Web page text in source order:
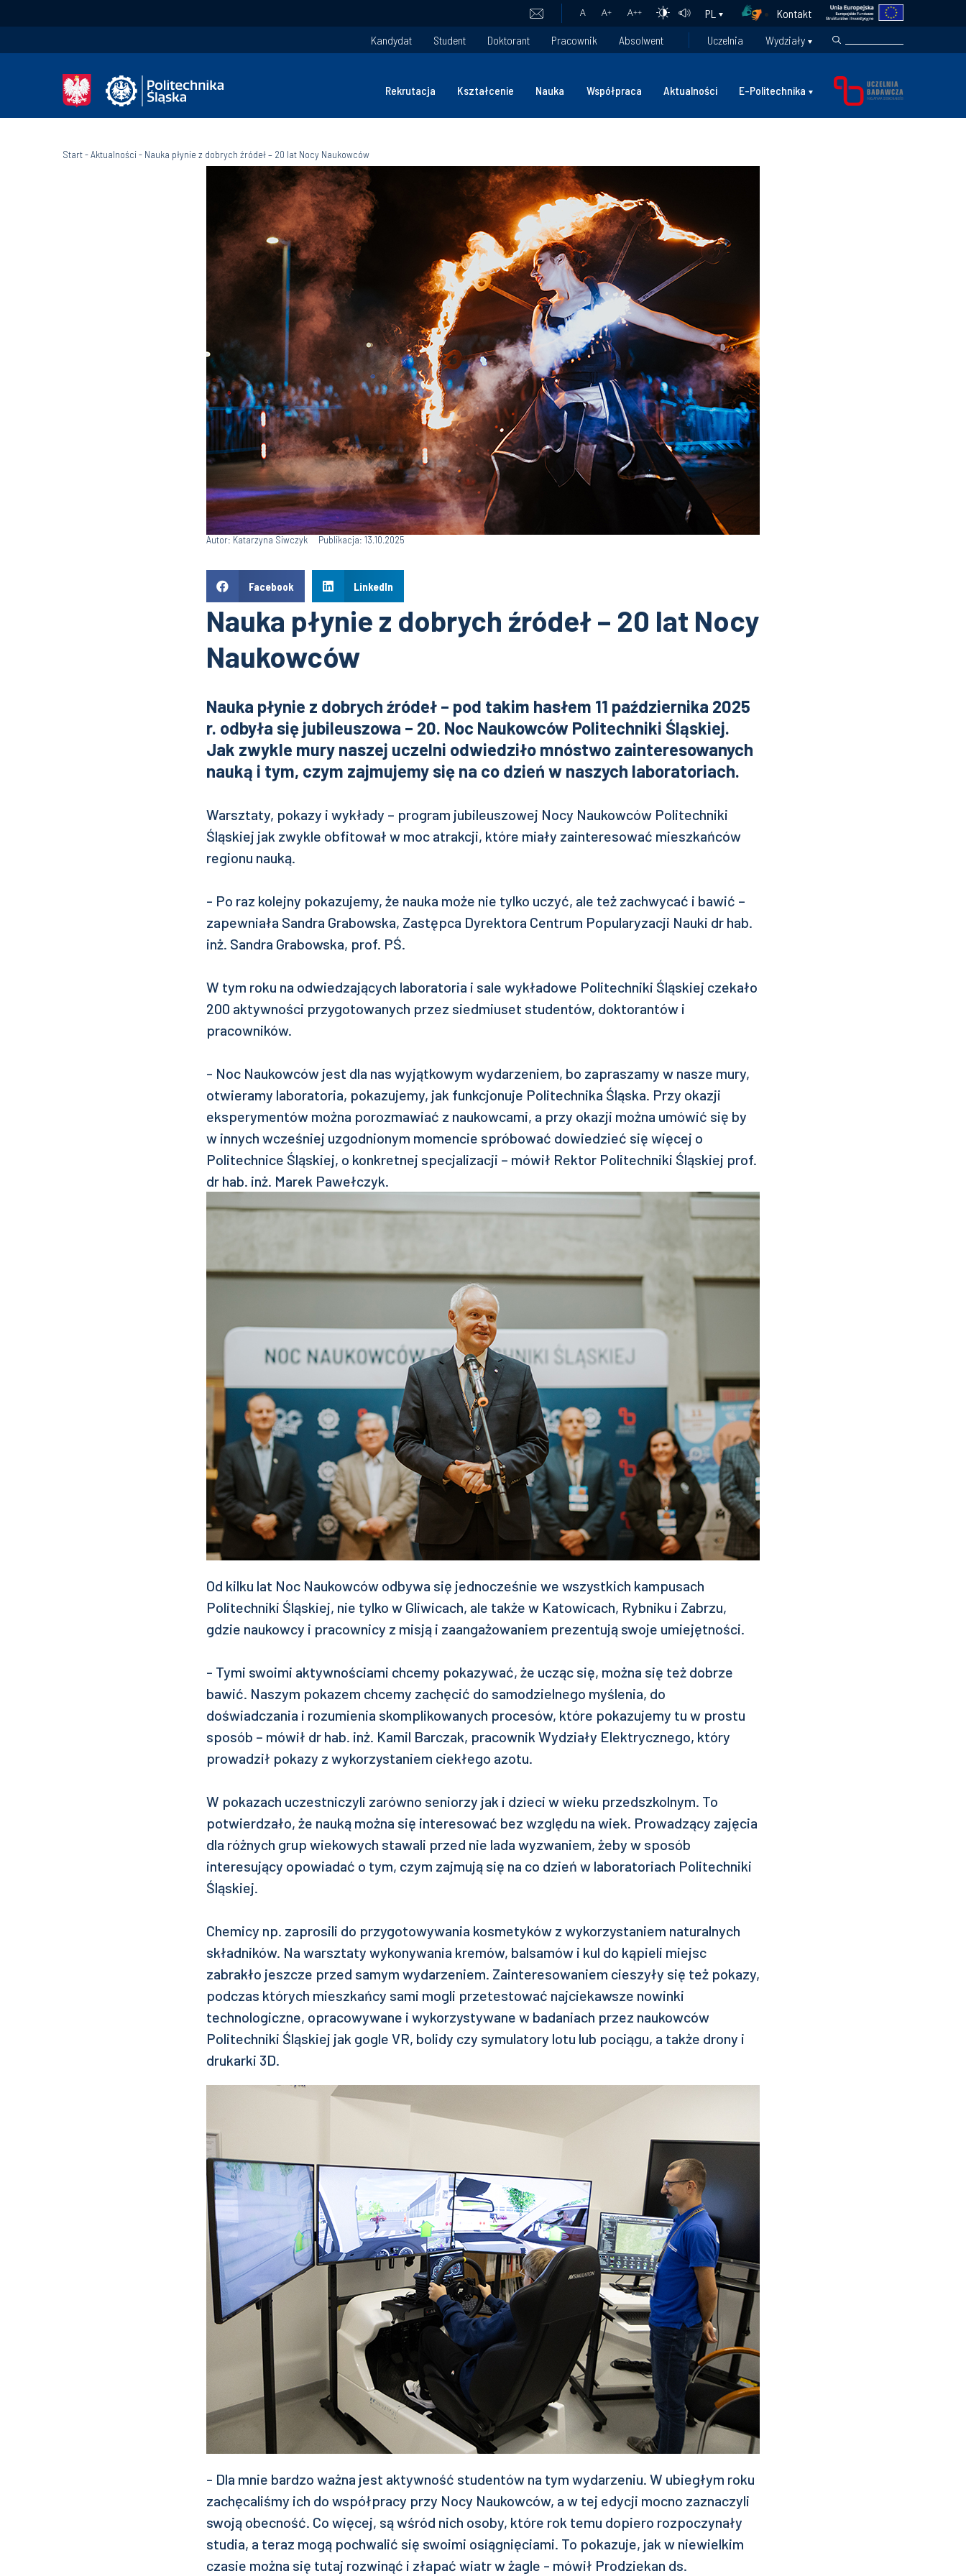
A A+ A++ PL
Kontakt
Kandydat
Student Doktorant Pracownik Absolwent Uczelnia Wydziały
Rekrutacja Kształcenie Nauka Współpraca Aktualności E-Politechnika
Start-Aktualności- Nauka płynie z dobrych źródeł – 20 lat Nocy Naukowców
Autor: Katarzyna Siwczyk Publikacja: 13.10.2025
Facebook LinkedIn
Nauka płynie z dobrych źródeł – 20 lat Nocy
Naukowców
Nauka płynie z dobrych źródeł – pod takim hasłem 11 października 2025
r. odbyła się jubileuszowa – 20. Noc Naukowców Politechniki Śląskiej.
Jak zwykle mury naszej uczelni odwiedziło mnóstwo zainteresowanych
nauką i tym, czym zajmujemy się na co dzień w naszych laboratoriach.
Warsztaty, pokazy i wykłady – program jubileuszowej Nocy Naukowców Politechniki
Śląskiej jak zwykle obfitował w moc atrakcji, które miały zainteresować mieszkańców
regionu nauką.
- Po raz kolejny pokazujemy, że nauka może nie tylko uczyć, ale też zachwycać i bawić –
zapewniała Sandra Grabowska, Zastępca Dyrektora Centrum Popularyzacji Nauki dr hab.
inż. Sandra Grabowska, prof. PŚ.
W tym roku na odwiedzających laboratoria i sale wykładowe Politechniki Śląskiej czekało
200 aktywności przygotowanych przez siedmiuset studentów, doktorantów i
pracowników.
- Noc Naukowców jest dla nas wyjątkowym wydarzeniem, bo zapraszamy w nasze mury,
otwieramy laboratoria, pokazujemy, jak funkcjonuje Politechnika Śląska. Przy okazji
eksperymentów można porozmawiać z naukowcami, a przy okazji można umówić się by
w innych wcześniej uzgodnionym momencie spróbować dowiedzieć się więcej o
Politechnice Śląskiej, o konkretnej specjalizacji – mówił Rektor Politechniki Śląskiej prof.
dr hab. inż. Marek Pawełczyk.
Od kilku lat Noc Naukowców odbywa się jednocześnie we wszystkich kampusach
Politechniki Śląskiej, nie tylko w Gliwicach, ale także w Katowicach, Rybniku i Zabrzu,
gdzie naukowcy i pracownicy z misją i zaangażowaniem prezentują swoje umiejętności.
- Tymi swoimi aktywnościami chcemy pokazywać, że ucząc się, można się też dobrze
bawić. Naszym pokazem chcemy zachęcić do samodzielnego myślenia, do
doświadczania i rozumienia skomplikowanych procesów, które pokazujemy tu w prostu
sposób – mówił dr hab. inż. Kamil Barczak, pracownik Wydziały Elektrycznego, który
prowadził pokazy z wykorzystaniem ciekłego azotu.
W pokazach uczestniczyli zarówno seniorzy jak i dzieci w wieku przedszkolnym. To
potwierdzało, że nauką można się interesować bez względu na wiek. Prowadzący zajęcia
dla różnych grup wiekowych stawali przed nie lada wyzwaniem, żeby w sposób
interesujący opowiadać o tym, czym zajmują się na co dzień w laboratoriach Politechniki
Śląskiej.
Chemicy np. zaprosili do przygotowywania kosmetyków z wykorzystaniem naturalnych
składników. Na warsztaty wykonywania kremów, balsamów i kul do kąpieli miejsc
zabrakło jeszcze przed samym wydarzeniem. Zainteresowaniem cieszyły się też pokazy,
podczas których mieszkańcy sami mogli przetestować najciekawsze nowinki
technologiczne, opracowywane i wykorzystywane w badaniach przez naukowców
Politechniki Śląskiej jak gogle VR, bolidy czy symulatory lotu lub pociągu, a także drony i
drukarki 3D.
- Dla mnie bardzo ważna jest aktywność studentów na tym wydarzeniu. W ubiegłym roku
zachęcaliśmy ich do współpracy przy Nocy Naukowców, a w tej edycji mocno zaznaczyli
swoją obecność. Co więcej, są wśród nich osoby, które rok temu dopiero rozpoczynały
studia, a teraz mogą pochwalić się swoimi osiągnięciami. To pokazuje, jak w niewielkim
czasie można się tutaj rozwinąć i złapać wiatr w żagle - mówił Prodziekan ds.